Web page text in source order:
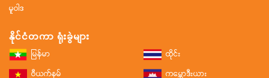
မူဝါဒ
နိုင်ငံတကာ ရုံးခွဲများ
မြန်မာ
ထိုင်း
ဗီယက်နမ်
ကမ္ဘောဒီးယား